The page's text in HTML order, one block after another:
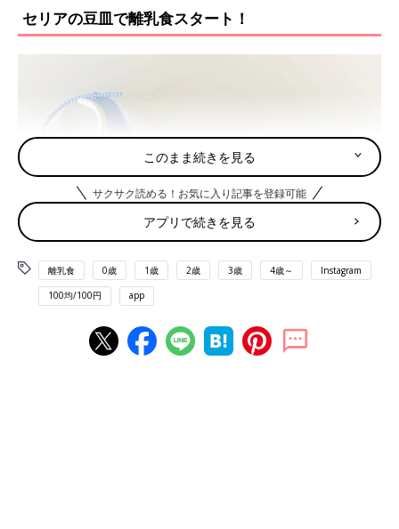
の収納グッズをご紹介します。
セリアの豆皿で離乳食スタート！
このまま続きを見る
サクサク読める！お気に入り記事を登録可能
アプリで続きを見る
離乳食 0歳 1歳 2歳 3歳 4歳～ Instagram
100均/100円 app